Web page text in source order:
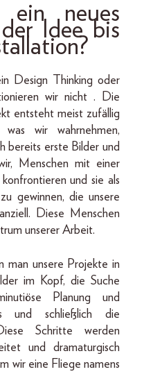
ein neues
Idee bis
Design Thinking oder
wir nicht . Die
entsteht meist zufällig
wir wahrnehmen,
bereits erste Bilder und
Menschen mit einer
und sie als
gewinnen, die unsere
Diese Menschen
unserer Arbeit.
man unsere Projekte in
im Kopf, die Suche
Planung und
und schließlich die
Schritte werden
und dramaturgisch
wir eine Fliege namens